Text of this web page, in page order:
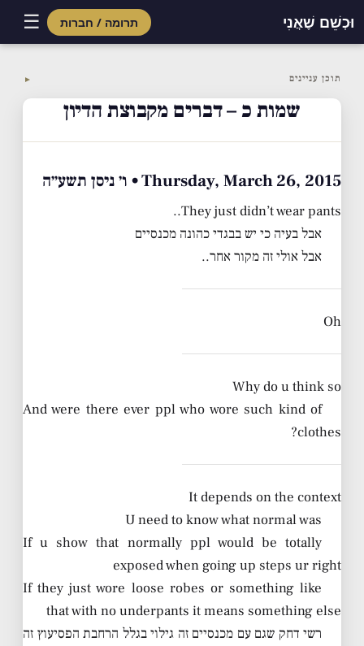
וּכְשֵׁם שֶׁאֲנִי תרומה / חברות ☰
content
תוכן עניינים ▼
שמות כ – דברים מקבוצת הדיון
Thursday, March 26, 2015 • ו׳ ניסן תשע״ה
They just didn’t wear pants..
אבל בעיה כי יש בבגדי כהונה מכנסיים
אבל אולי זה מקור אחר..
Oh
Why do u think so
And were there ever ppl who wore such kind of
clothes?
It depends on the context
U need to know what normal was
If u show that normally ppl would be totally
exposed when going up steps ur right
If they just wore loose robes or something like
that with no underpants it means something else
רשי דחק שגם עם מכנסיים זה גילוי בגלל הרחבת הפסיעוץ זה